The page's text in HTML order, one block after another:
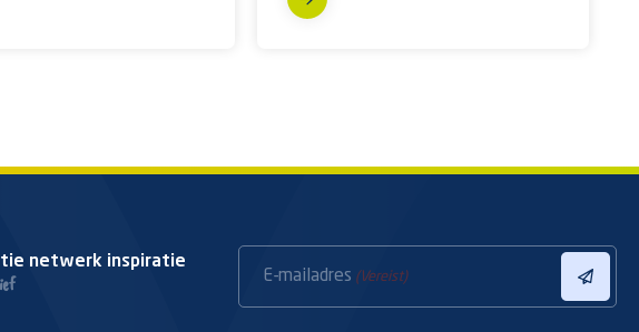
grote stap gezet […]
netwerk inspiratie
E-mailadres (Vereist)